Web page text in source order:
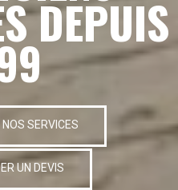
DEPUIS
NOS SERVICES
UN DEVIS